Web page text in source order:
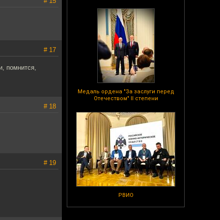
Медаль ордена "За заслуги перед
Отечеством" II степени
РВИО
# 17
помнится,
# 18
# 19